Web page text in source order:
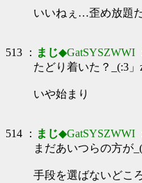
いいねぇ…歪め放題だ
513 ： まじ◆GatSYSZWWI
たどり着いた？_(:3」
いや始まり
514 ： まじ◆GatSYSZWWI
まだあいつらの方が
手段を選ばないどこ